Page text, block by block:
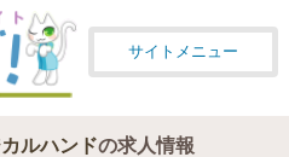
サイトメニュー
ルハンドの求人情報